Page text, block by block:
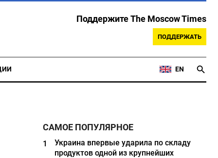
Поддержите The Moscow Times
ПОДДЕРЖАТЬ
EN
САМОЕ ПОПУЛЯРНОЕ
1
Украина впервые ударила по складу
продуктов одной из крупнейших